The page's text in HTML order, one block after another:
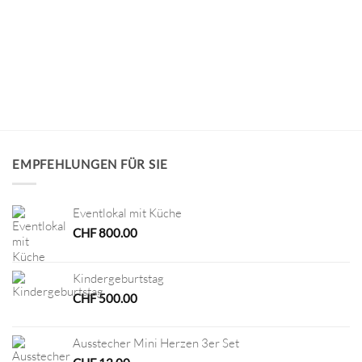
EMPFEHLUNGEN FÜR SIE
Eventlokal mit Küche
CHF800.00
Kindergeburtstag
CHF500.00
Ausstecher Mini Herzen 3er Set